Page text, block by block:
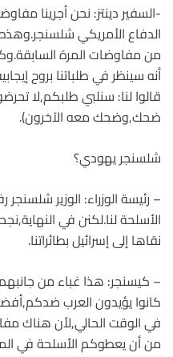
-السفير دينتز: نحن أجرينا
الدفاع الأمريكي
من مفاوضات المرة
أنه سينظر في طلباتنا بروح
قالوا لنا: سنلبي طلبكم,لا
ضحك,وضحك معه الآخرون).
شلسنجر يهودي؟
– رئيسة الوزراء: الوزير
الأسلحة لنا.لكنن في
نقاها إلى إسرائيل بطائراتنا.
– كيسنجر: هذا غباء من
كانوا يؤيدون العرب
في الوقت الحالي,لأن هناك
من أن يعطوكم الأسلحة في